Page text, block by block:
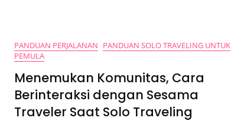
PANDUAN PERJALANAN PANDUAN SOLO TRAVELING UNTUK
PEMULA
Menemukan Komunitas, Cara
Berinteraksi dengan Sesama
Traveler Saat Solo Traveling